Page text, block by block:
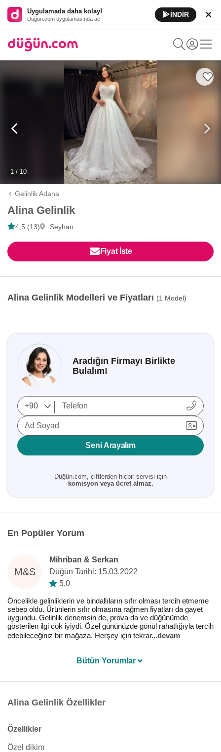
Uygulamada daha kolay!
Düğün.com uygulamasında aç
İNDİR
1 / 10
Gelinlik Adana
Alina Gelinlik
4,5 (13) Seyhan
Fiyat İste
Alina Gelinlik Modelleri ve Fiyatları (1 Model)
Aradığın Firmayı Birlikte
Bulalım!
Ad Soyad
Seni Arayalım
Düğün.com, çiftlerden hiçbir servisi için
komisyon veya ücret almaz.
En Popüler Yorum
M&S
Mihriban & Serkan
Düğün Tarihi: 15.03.2022
5,0
Öncelikle gelinliklerin ve bindallıların sıfır olması tercih etmeme
sebep oldu. Ürünlerin sıfır olmasına rağmen fiyatları da gayet
uygundu. Gelinlik denemsin de, prova da ve düğünümde
gösterilen ilgi cok iyiydi. Özel gününüzde gönül rahatlığıyla tercih
edebileceğiniz bir mağaza. Herşey için tekrar...devam
Bütün Yorumlar
Alina Gelinlik Özellikler
Özellikler
Özel dikim